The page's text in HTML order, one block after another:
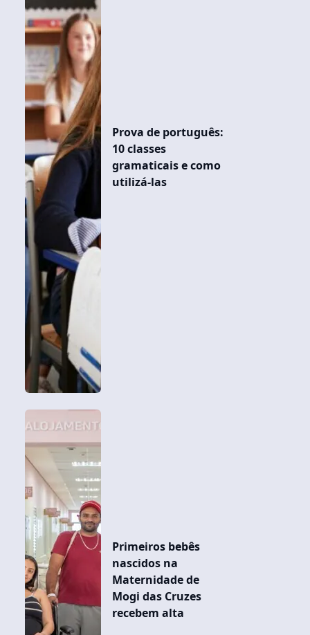
Prova de português:
10 classes
gramaticais e como
utilizá-las
Primeiros bebês
nascidos na
Maternidade de
Mogi das Cruzes
recebem alta